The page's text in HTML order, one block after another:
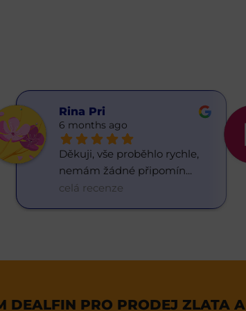
Rina Pri
6 months ago
Děkuji, vše proběhlo rychle,
nemám žádné připomín...
celá recenze
DEALFIN PRO PRODEJ ZLATA A